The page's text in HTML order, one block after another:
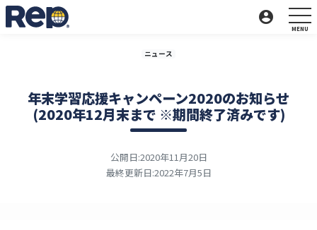
account_circle
ニュース
年末学習応援キャンペーン2020のお知らせ
(2020年12月末まで ※期間終了済みです)
公開日:2020年11月20日
最終更新日:2022年7月5日